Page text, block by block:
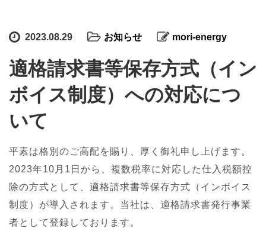
n
2023.08.29 お知らせ mori-energy
適格請求書等保存方式（イン
ボイス制度）への対応につ
いて
平素は格別のご高配を賜り、厚く御礼申し上げます。
2023年10月1日から、複数税率に対応した仕入税額控
除の方式として、適格請求書等保存方式（インボイス
制度）が導入されます。当社は、適格請求書発行事業
者として登録しております。